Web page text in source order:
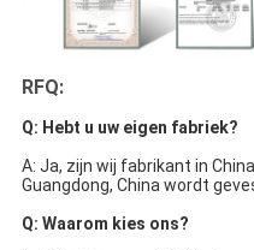
RFQ:
Q: Hebt u uw eigen fabriek?
A: Ja, zijn wij fabrikant in
Guangdong, China wordt
Q: Waarom kies ons?